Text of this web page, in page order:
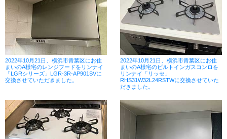
2022年10月21日、横浜市青葉区にお住
まいのA様宅のレンジフードをリンナイ
「LGRシリーズ」LGR-3R-AP901SVに
交換させていただきました。
2022年10月21日、横浜市青葉区にお住
まいのA様宅のビルトインガスコンロを
リンナイ「リッセ」
RHS31W32L24RSTWに交換させていた
だきました。